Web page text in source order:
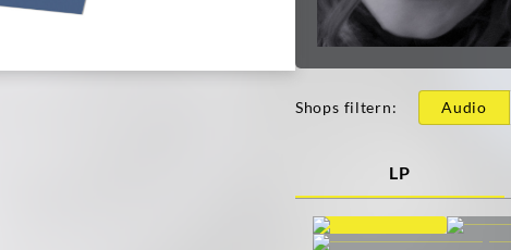
Shops filtern: Audio
LP